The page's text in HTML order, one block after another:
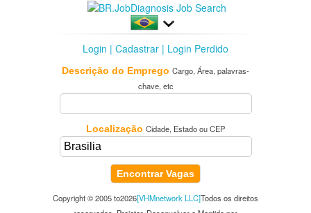
Login | Cadastrar | Login Perdido
Descrição do Emprego Cargo, Área, palavras-
chave, etc
Localização Cidade, Estado ou CEP
Encontrar Vagas
Copyright © 2005 to2026[VHMnetwork LLC]Todos os direitos